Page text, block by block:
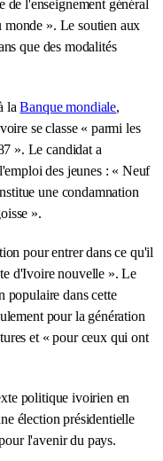
l'enseignement général
monde ». Le soutien aux
que des modalités
laBanque mondiale,
se classe « parmi les
». Le candidat a
des jeunes : « Neuf
une condamnation
».
pour entrer dans ce qu'il
d'Ivoire nouvelle ». Le
populaire dans cette
pour la génération
et « pour ceux qui ont
politique ivoirien en
élection présidentielle
l'avenir du pays.